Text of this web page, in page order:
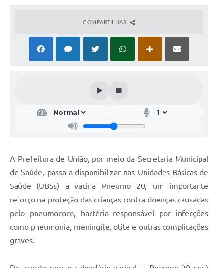
COMPARTILHAR
A Prefeitura de União, por meio da Secretaria Municipal
de Saúde, passa a disponibilizar nas Unidades Básicas de
Saúde (UBSs) a vacina Pneumo 20, um importante
reforço na proteção das crianças contra doenças causadas
pelo pneumococo, bactéria responsável por infecções
como pneumonia, meningite, otite e outras complicações
graves.